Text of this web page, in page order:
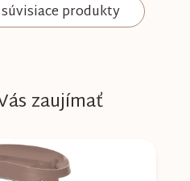
produkty
zaujímať